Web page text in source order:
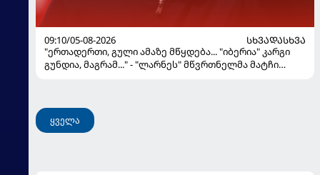
09:10/05-08-2026
ᲡᲮᲕᲐᲓᲐᲡᲮᲕᲐ
"ერთადერთი, გული ამაზე მწყდება... "იბერია" კარგი
გუნდია, მაგრამ..." - "ლარნეს" მწვრთნელმა მატჩი
ყველა